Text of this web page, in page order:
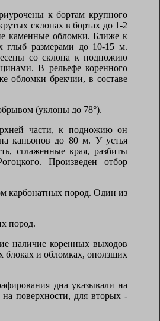
к бортам крупного
склонах в бортах до 1-2
каменные обломки. Ближе к
глыб размерами до 10-15 м.
со склона к подножию
В рельефе коренного
обломки брекчии, в составе
(уклоны до 78°).
части, к подножию он
каньонов до 80 м. У устья
сглаженные края, разбиты
Произведен отбор
карбонатных пород. Один из
пород.
наличие коренных выходов
блоках и обломках, оползших
дна указывали на
поверхности, для вторых -